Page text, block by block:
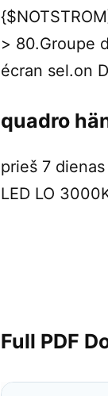
> 80.Groupe
écran sel.on
quadro
prieš 7
LED LO
Full PDF